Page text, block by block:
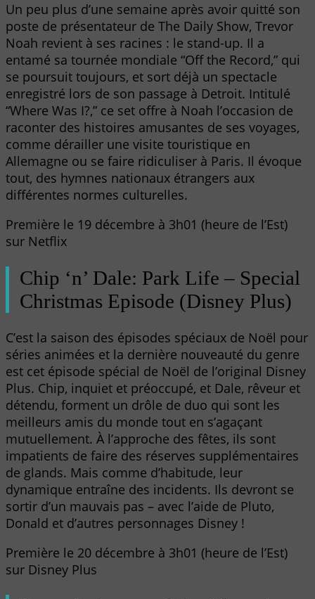
Un peu plus d’une semaine après avoir quitté son
poste de présentateur de The Daily Show, Trevor
Noah revient à ses racines : le stand-up. Il a
entamé sa tournée mondiale “Off the Record,” qui
se poursuit toujours, et sort déjà un spectacle
enregistré lors de son passage à Detroit. Intitulé
“Where Was I?,” ce set offre à Noah l’occasion de
raconter des histoires amusantes de ses voyages,
comme dérailler une visite touristique en
Allemagne ou se faire ridiculiser à Paris. Il évoque
tout, des hymnes nationaux étrangers aux
différentes normes culturelles.
Première le 19 décembre à 3h01 (heure de l’Est)
sur Netflix
Chip ‘n’ Dale: Park Life – Special
Christmas Episode (Disney Plus)
C’est la saison des épisodes spéciaux de Noël pour
séries animées et la dernière nouveauté du genre
est cet épisode spécial de Noël de l’original Disney
Plus. Chip, inquiet et préoccupé, et Dale, rêveur et
détendu, forment un drôle de duo qui sont les
meilleurs amis du monde tout en s’agaçant
mutuellement. À l’approche des fêtes, ils sont
impatients de faire des réserves supplémentaires
de glands. Mais comme d’habitude, leur
dynamique entraîne des incidents. Ils devront se
sortir d’un mauvais pas – avec l’aide de Pluto,
Donald et d’autres personnages Disney !
Première le 20 décembre à 3h01 (heure de l’Est)
sur Disney Plus